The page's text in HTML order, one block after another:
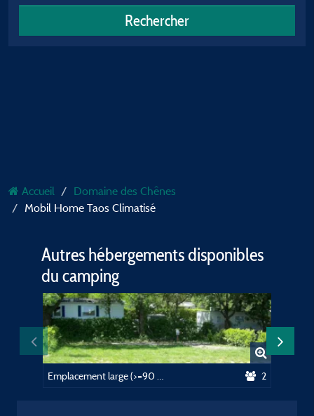
Rechercher
Accueil
Domaine des Chênes
Mobil Home Taos Climatisé
Autres hébergements disponibles
du camping
2